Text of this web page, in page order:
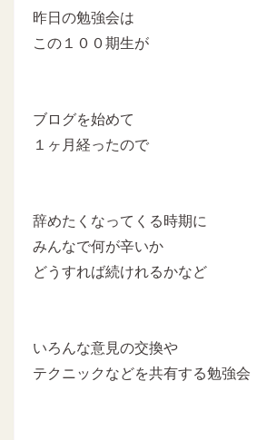
昨日の勉強会は
この１００期生が
ブログを始めて
１ヶ月経ったので
辞めたくなってくる時期に
みんなで何が辛いか
どうすれば続けれるかなど
いろんな意見の交換や
テクニックなどを共有する勉強会